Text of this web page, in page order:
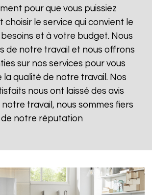
pour que vous puissiez
choisir le service qui convient le
besoins et à votre budget. Nous
de notre travail et nous offrons
sur nos services pour vous
la qualité de notre travail. Nos
nous ont laissé des avis
notre travail, nous sommes fiers
de notre réputation